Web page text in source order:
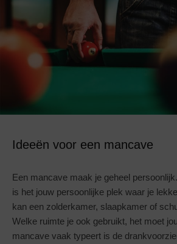
Ideeën voor een mancave
Een mancave maak je geheel
is het jouw persoonlijke plek waar je
kan een zolderkamer, slaapkamer of
Welke ruimte je ook gebruikt, het moet
mancave vaak typeert is de